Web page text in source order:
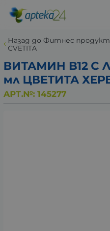
Назад до Фитнес
CVETITA
ВИТАМИН B12 С
мл ЦВЕТИТА
АРТ.№: 145277